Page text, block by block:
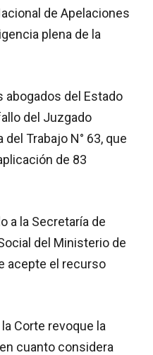
de Apelaciones
plena de la
abogados del Estado
del Juzgado
Trabajo N° 63, que
de 83
a la Secretaría de
del Ministerio de
acepte el recurso
Corte revoque la
cuanto considera